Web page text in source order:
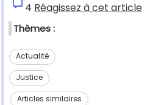
4 Réagissez à cet article
Thèmes :
Actualité
Justice
Articles similaires